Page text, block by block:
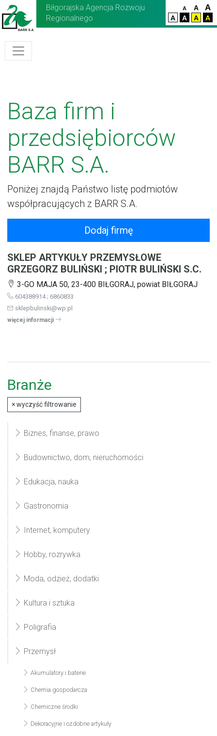
Biłgorajska Agencja Rozwoju
Regionalnego
A A A
A A A A
Baza firm i
przedsiębiorców
BARR S.A.
Poniżej znajdą Państwo listę podmiotów
współpracujących z BARR S.A.
Dodaj firmę
SKLEP ARTYKUŁY PRZEMYSŁOWE
GRZEGORZ BULIŃSKI ; PIOTR BULIŃSKI S.C.
3-GO MAJA 50, 23-400 BIŁGORAJ, powiat BIŁGORAJ
604388914 ; 6860833
sklepbulinski@wp.pl
więcej informacji
Branże
×wyczyść filtrowanie
Biznes, finanse, prawo
Budownictwo, dom, nieruchomości
Edukacja, nauka
Gastronomia
Internet, komputery
Hobby, rozrywka
Moda, odzież, dodatki
Kultura i sztuka
Poligrafia
Przemysł
Akumulatory i baterie
Chemia gospodarcza
Chemiczne środki
Dekoracyjne i ozdobne artykuły